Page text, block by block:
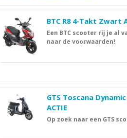
BTC R8 4-Takt Zwart
Een BTC scooter rij je al
naar de voorwaarden!
GTS Toscana
ACTIE
Op zoek naar een GTS